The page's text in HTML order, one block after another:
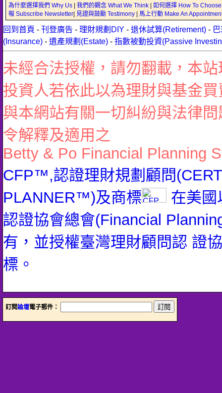
為什麼選擇我們 Why Us | 我們的觀念 What We Think | 如何選擇 How To Choose
報 Subscribe Newsletter| 見證與鼓勵 Testimony | 馬上行動 Make An
回到首頁 - 刊登廣告 - 理財規劃DIY - 退休試算(Retirement) -
(Insurance) - 遺產規劃(Estate) - 指數被動投資(Passive
未經合法授權，請勿翻載，本
投資人若依此以為理財與基金
與本網站有關一切糾紛與法律
令解釋及適用之
Betty & Po Financial Planning
CFP™,認證理財規劃顧問
PLANNER™)及商標
在美國
認證協會總會(Financial
有，並授權臺灣理財顧問認 證
標。
訂閱論壇電子郵件：